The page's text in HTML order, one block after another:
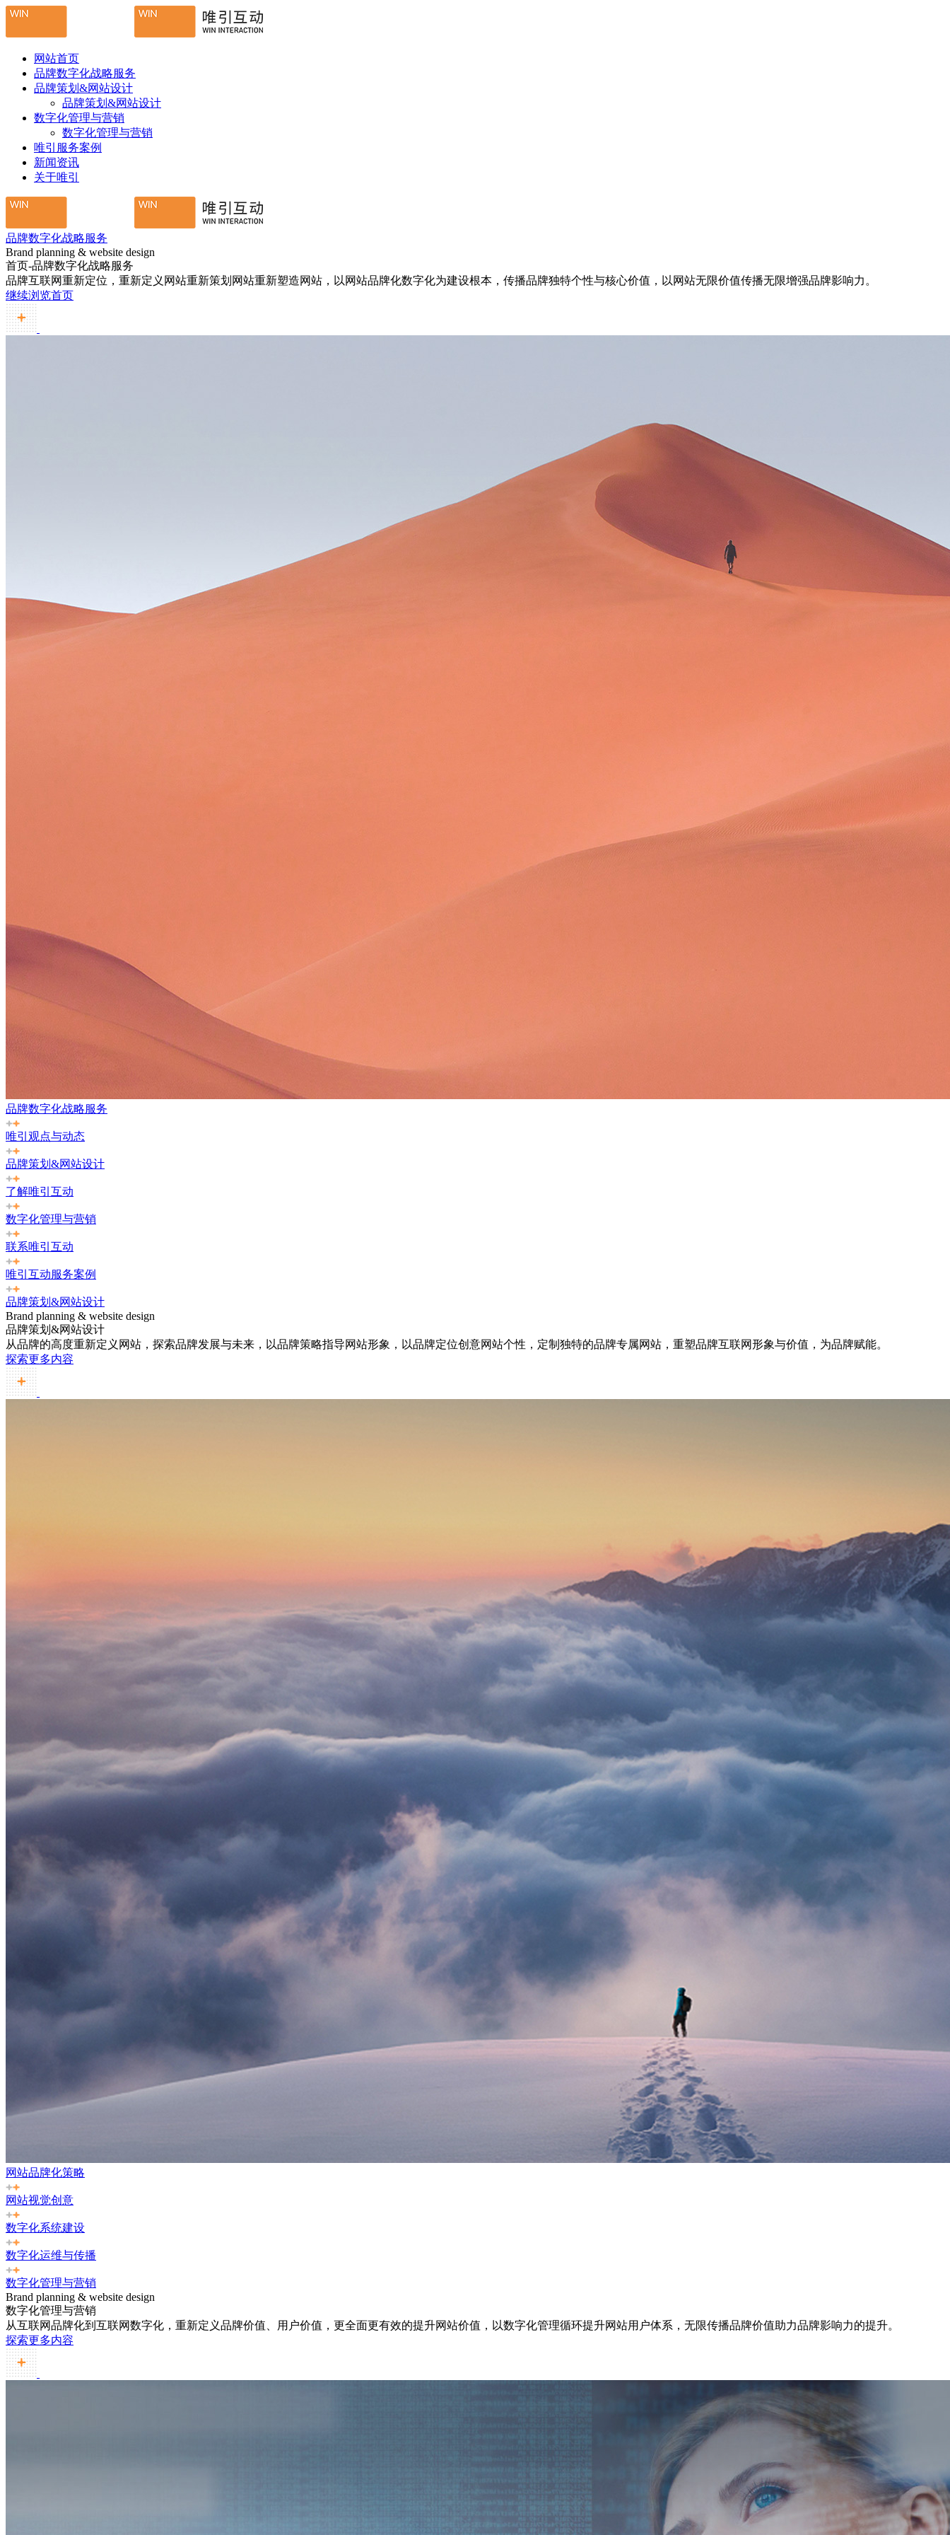
网站首页
品牌数字化战略服务
品牌策划&网站设计
品牌策划&网站设计
数字化管理与营销
数字化管理与营销
唯引服务案例
新闻资讯
关于唯引
品牌数字化战略服务
Brand planning & website design
首页-品牌数字化战略服务
品牌互联网重新定位，重新定义网站重新策划网站重新塑造网站，以网站品牌化数字化为建设根本，传播品牌独特个性与核心价值，以网站无限价值传播无限增强品牌影响力。
继续浏览首页
品牌数字化战略服务
唯引观点与动态
品牌策划&网站设计
了解唯引互动
数字化管理与营销
联系唯引互动
唯引互动服务案例
品牌策划&网站设计
Brand planning & website design
品牌策划&网站设计
从品牌的高度重新定义网站，探索品牌发展与未来，以品牌策略指导网站形象，以品牌定位创意网站个性，定制独特的品牌专属网站，重塑品牌互联网形象与价值，为品牌赋能。
探索更多内容
网站品牌化策略
网站视觉创意
数字化系统建设
数字化运维与传播
数字化管理与营销
Brand planning & website design
数字化管理与营销
从互联网品牌化到互联网数字化，重新定义品牌价值、用户价值，更全面更有效的提升网站价值，以数字化管理循环提升网站用户体系，无限传播品牌价值助力品牌影响力的提升。
探索更多内容